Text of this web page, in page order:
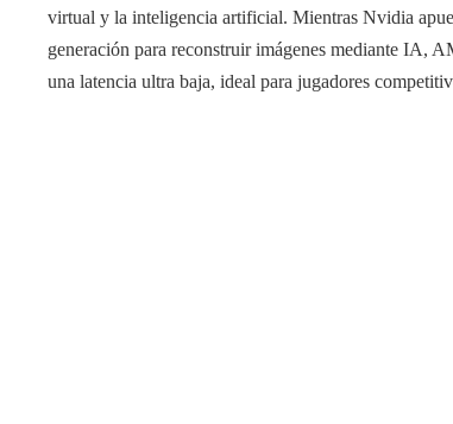
virtual y la inteligencia artificial. Mientras Nvidia
generación para reconstruir imágenes mediante IA,
una latencia ultra baja, ideal para jugadores